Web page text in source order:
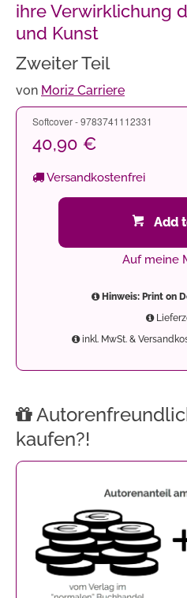
ihre Verwirklichung
und Kunst
Zweiter Teil
von Moriz Carriere
Softcover - 9783741112331
40,90 €
Versandkostenfrei
Add
Auf meine
Hinweis: Print on
inkl. MwSt. &
kaufen?!